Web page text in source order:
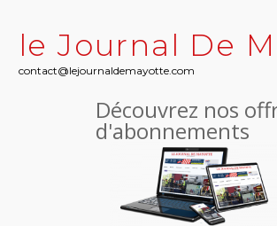
le Journal De
contact@lejournaldemayotte.com
Découvrez nos
d'abonnements